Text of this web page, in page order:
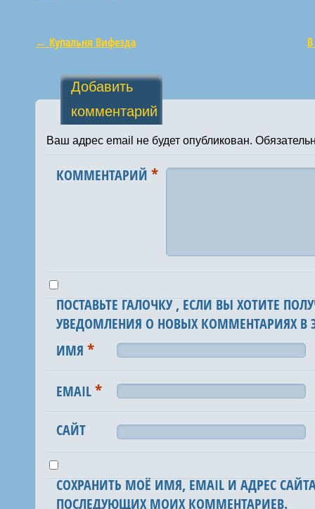
Навигация по статьям
← Купальня Вифезда
Добавить
комментарий
Ваш адрес email не будет опубликован.
КОММЕНТАРИЙ*
ПОСТАВЬТЕ ГАЛОЧКУ , ЕСЛИ ВЫ ХОТИТЕ
УВЕДОМЛЕНИЯ О НОВЫХ КОММЕНТАРИЯХ В
ИМЯ*
EMAIL*
САЙТ
СОХРАНИТЬ МОЁ ИМЯ, EMAIL И АДРЕС
ПОСЛЕДУЮЩИХ МОИХ КОММЕНТАРИЕВ.